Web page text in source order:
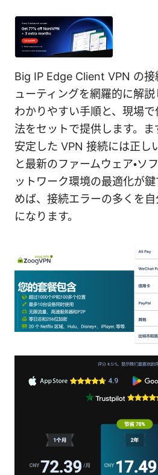
Big IP Edge Client VPN の
ューティングを網羅的に解
わかりやすい手順と、現場
法をセットで提供します。ま
安定した VPN 接続には正し
と最新のファームウェア・ソ
ットワーク環境の最適化が
めば、接続エラーの多くを
になります。